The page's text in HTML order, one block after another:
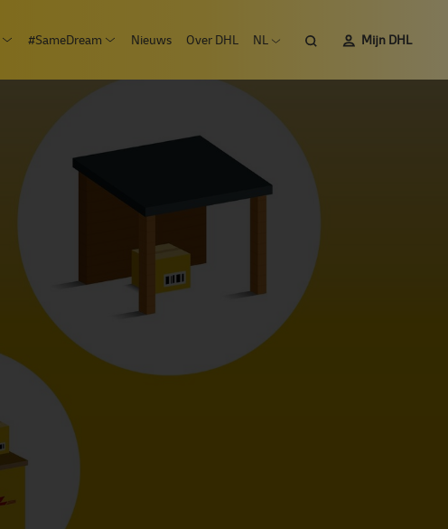
Open submenu Vacatures
#SameDream
Open submenu #SameDream
Nieuws Over DHL
NL
ZoekenMijn DHL